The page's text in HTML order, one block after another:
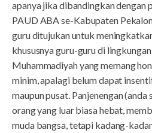
apanya jika dibandingkan dengan
PAUD ABA se-Kabupaten
guru ditujukan untuk
khususnya guru-guru di
Muhammadiyah yang memang
minim, apalagi belum dapat
maupun pusat. Panjenengan
orang yang luar biasa hebat,
muda bangsa, tetapi kadang-